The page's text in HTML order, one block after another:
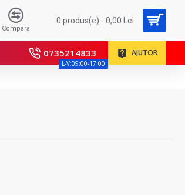
Compara
0 produs(e) - 0,00 Lei
0735214833
L-V:09:00-17:00
AJUTOR